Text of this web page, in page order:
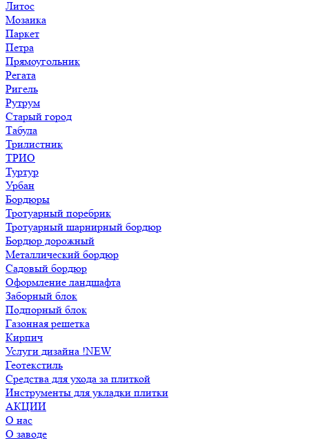
Литос
Мозаика
Паркет
Петра
Прямоугольник
Регата
Ригель
Рутрум
Старый город
Табула
Трилистник
ТРИО
Туртур
Урбан
Бордюры
Тротуарный поребрик
Тротуарный шарнирный бордюр
Бордюр дорожный
Металлический бордюр
Садовый бордюр
Оформление ландшафта
Заборный блок
Подпорный блок
Газонная решетка
Кирпич
Услуги дизайна !NEW
Геотекстиль
Средства для ухода за плиткой
Инструменты для укладки плитки
АКЦИИ
О нас
О заводе